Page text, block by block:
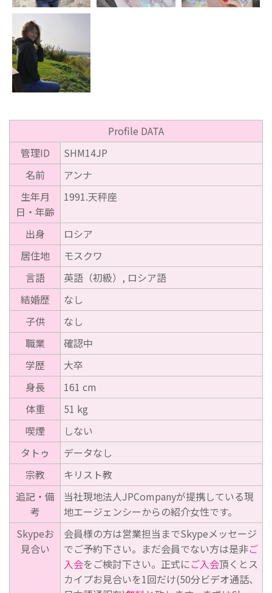
Profile DATA
管理ID
SHM14JP
名前
アンナ
生年月
日・年齢
1991.天秤座
出身
ロシア
居住地
モスクワ
言語
英語（初級）, ロシア語
結婚歴
なし
子供
なし
職業
確認中
学歴
大卒
身長
161 cm
体重
51 kg
喫煙
しない
タトゥ
データなし
宗教
キリスト教
追記・備
考
当社現地法人JPCompanyが提携している現
地エージェンシーからの紹介女性です。
Skypeお
見合い
会員様の方は営業担当までSkypeメッセージ
でご予約下さい。まだ会員でない方は是非ご
入会をご検討下さい。正式にご入会頂くとス
カイプお見合いを1回だけ(50分ビデオ通話、